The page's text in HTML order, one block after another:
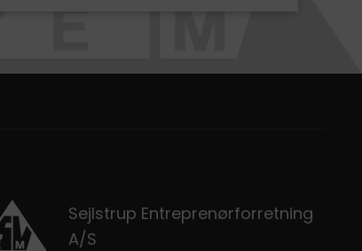
Sejlstrup Entreprenørforretning
A/S